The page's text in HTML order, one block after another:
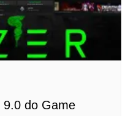
9.0 do Game